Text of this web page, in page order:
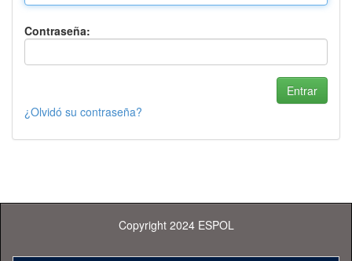
Contraseña:
¿Olvidó su contraseña?
Copyright 2024 ESPOL